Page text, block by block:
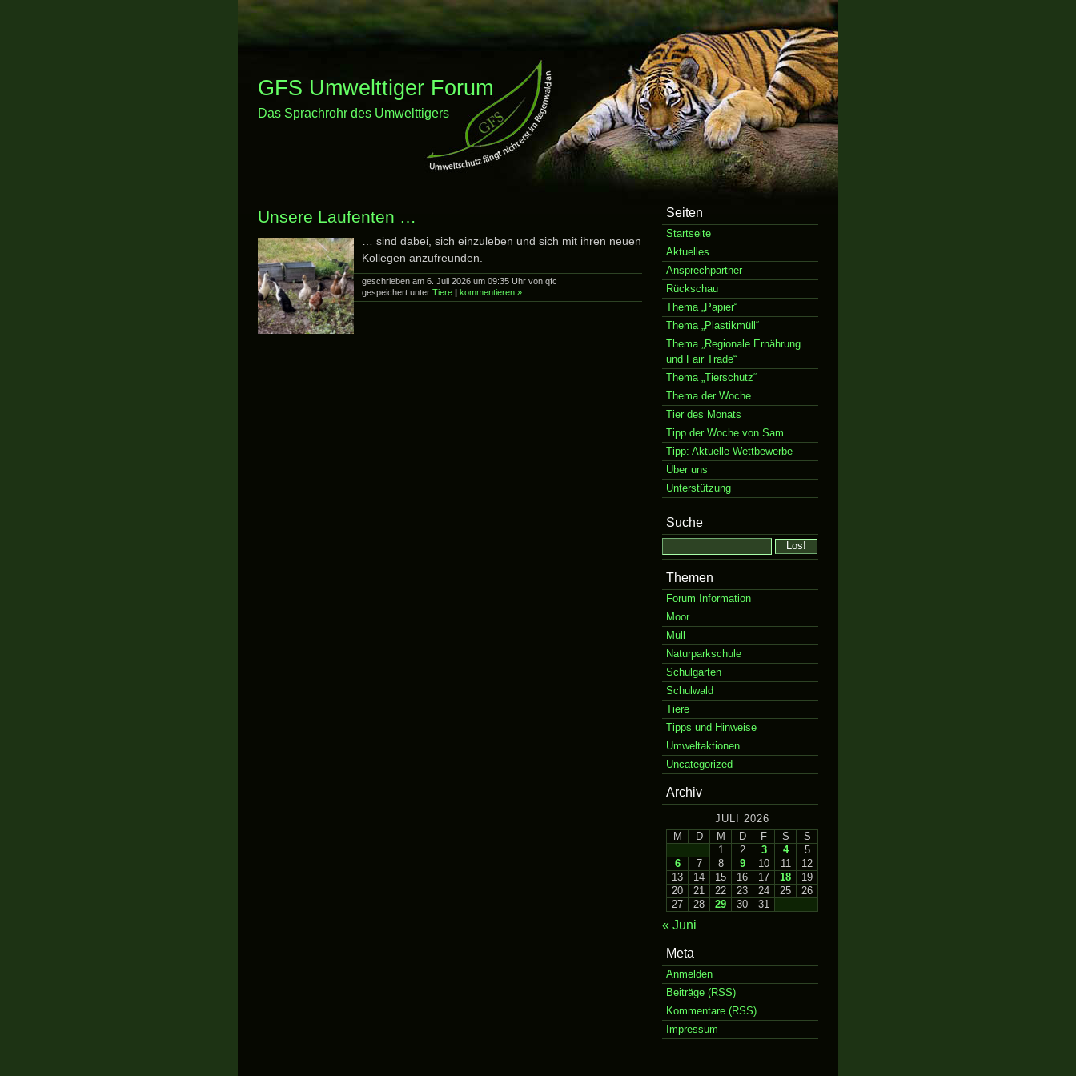
GFS Umwelttiger Forum
Das Sprachrohr des Umwelttigers
Unsere Laufenten …
… sind dabei, sich einzuleben und sich mit ihren neuen
Kollegen anzufreunden.
geschrieben am 6. Juli 2026 um 09:35 Uhr von qfc
gespeichert unter Tiere | kommentieren »
Seiten
Startseite
Aktuelles
Ansprechpartner
Rückschau
Thema „Papier“
Thema „Plastikmüll“
Thema „Regionale Ernährung
und Fair Trade“
Thema „Tierschutz“
Thema der Woche
Tier des Monats
Tipp der Woche von Sam
Tipp: Aktuelle Wettbewerbe
Über uns
Unterstützung
Suche
Themen
Forum Information
Moor
Müll
Naturparkschule
Schulgarten
Schulwald
Tiere
Tipps und Hinweise
Umweltaktionen
Uncategorized
Archiv
JULI 2026
M
D M D F S
S
1
2 3 4
5
6
7 8 9 10 11
12
13
14 15 16 17 18
19
20
21 22 23 24 25
26
27
28 29 30 31
« Juni
Meta
Anmelden
Beiträge (RSS)
Kommentare (RSS)
Impressum